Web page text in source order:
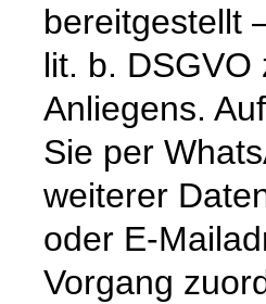
bereitgestellt
lit. b.
Anliegens.
Sie per
weiterer
oder E-
Vorgang